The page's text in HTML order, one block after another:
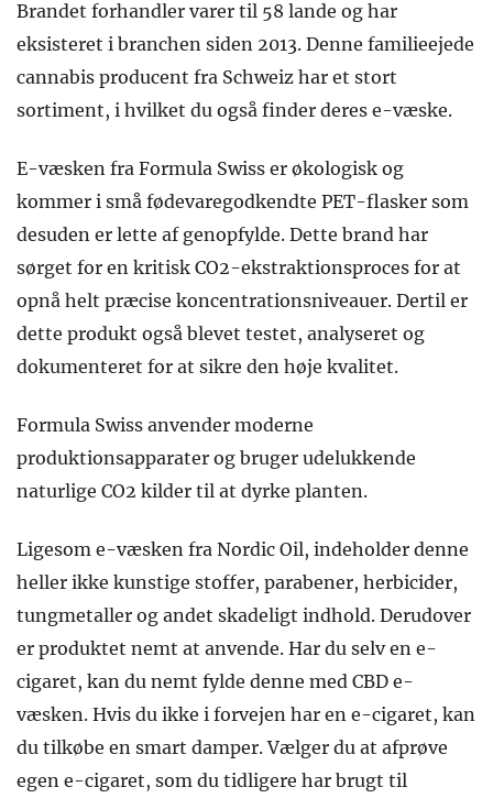
Brandet forhandler varer til 58 lande og har
eksisteret i branchen siden 2013. Denne familieejede
cannabis producent fra Schweiz har et stort
sortiment, i hvilket du også finder deres e-væske.
E-væsken fra Formula Swiss er økologisk og
kommer i små fødevaregodkendte PET-flasker som
desuden er lette af genopfylde. Dette brand har
sørget for en kritisk CO2-ekstraktionsproces for at
opnå helt præcise koncentrationsniveauer. Dertil er
dette produkt også blevet testet, analyseret og
dokumenteret for at sikre den høje kvalitet.
Formula Swiss anvender moderne
produktionsapparater og bruger udelukkende
naturlige CO2 kilder til at dyrke planten.
Ligesom e-væsken fra Nordic Oil, indeholder denne
heller ikke kunstige stoffer, parabener, herbicider,
tungmetaller og andet skadeligt indhold. Derudover
er produktet nemt at anvende. Har du selv en e-
cigaret, kan du nemt fylde denne med CBD e-
væsken. Hvis du ikke i forvejen har en e-cigaret, kan
du tilkøbe en smart damper. Vælger du at afprøve
egen e-cigaret, som du tidligere har brugt til